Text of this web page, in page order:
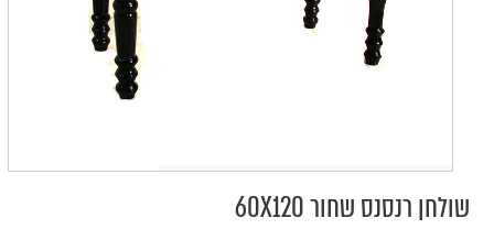
שולחן רנסנס שחור 60X120